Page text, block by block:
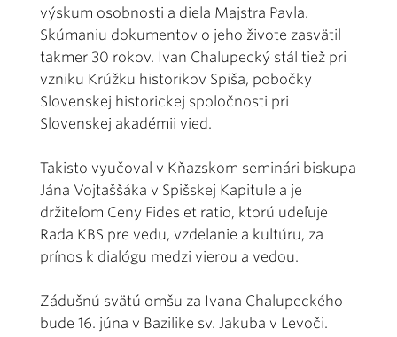
výskum osobnosti a diela Majstra Pavla.
Skúmaniu dokumentov o jeho živote zasvätil
takmer 30 rokov. Ivan Chalupecký stál tiež pri
vzniku Krúžku historikov Spiša, pobočky
Slovenskej historickej spoločnosti pri
Slovenskej akadémii vied.
Takisto vyučoval v Kňazskom seminári biskupa
Jána Vojtaššáka v Spišskej Kapitule a je
držiteľom Ceny Fides et ratio, ktorú udeľuje
Rada KBS pre vedu, vzdelanie a kultúru, za
prínos k dialógu medzi vierou a vedou.
Zádušnú svätú omšu za Ivana Chalupeckého
bude 16. júna v Bazilike sv. Jakuba v Levoči.